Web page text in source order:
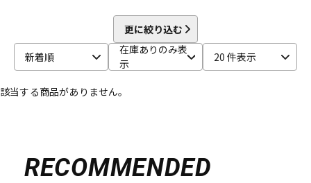
エレキギター アコギ/エレアコ
ベース
更に絞り込む
新着順
在庫ありのみ表
示
20 件表示
該当する商品がありません。
RECOMMENDED